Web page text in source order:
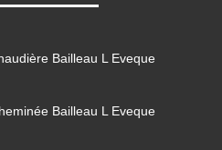
Bailleau L Eveque
Bailleau L Eveque